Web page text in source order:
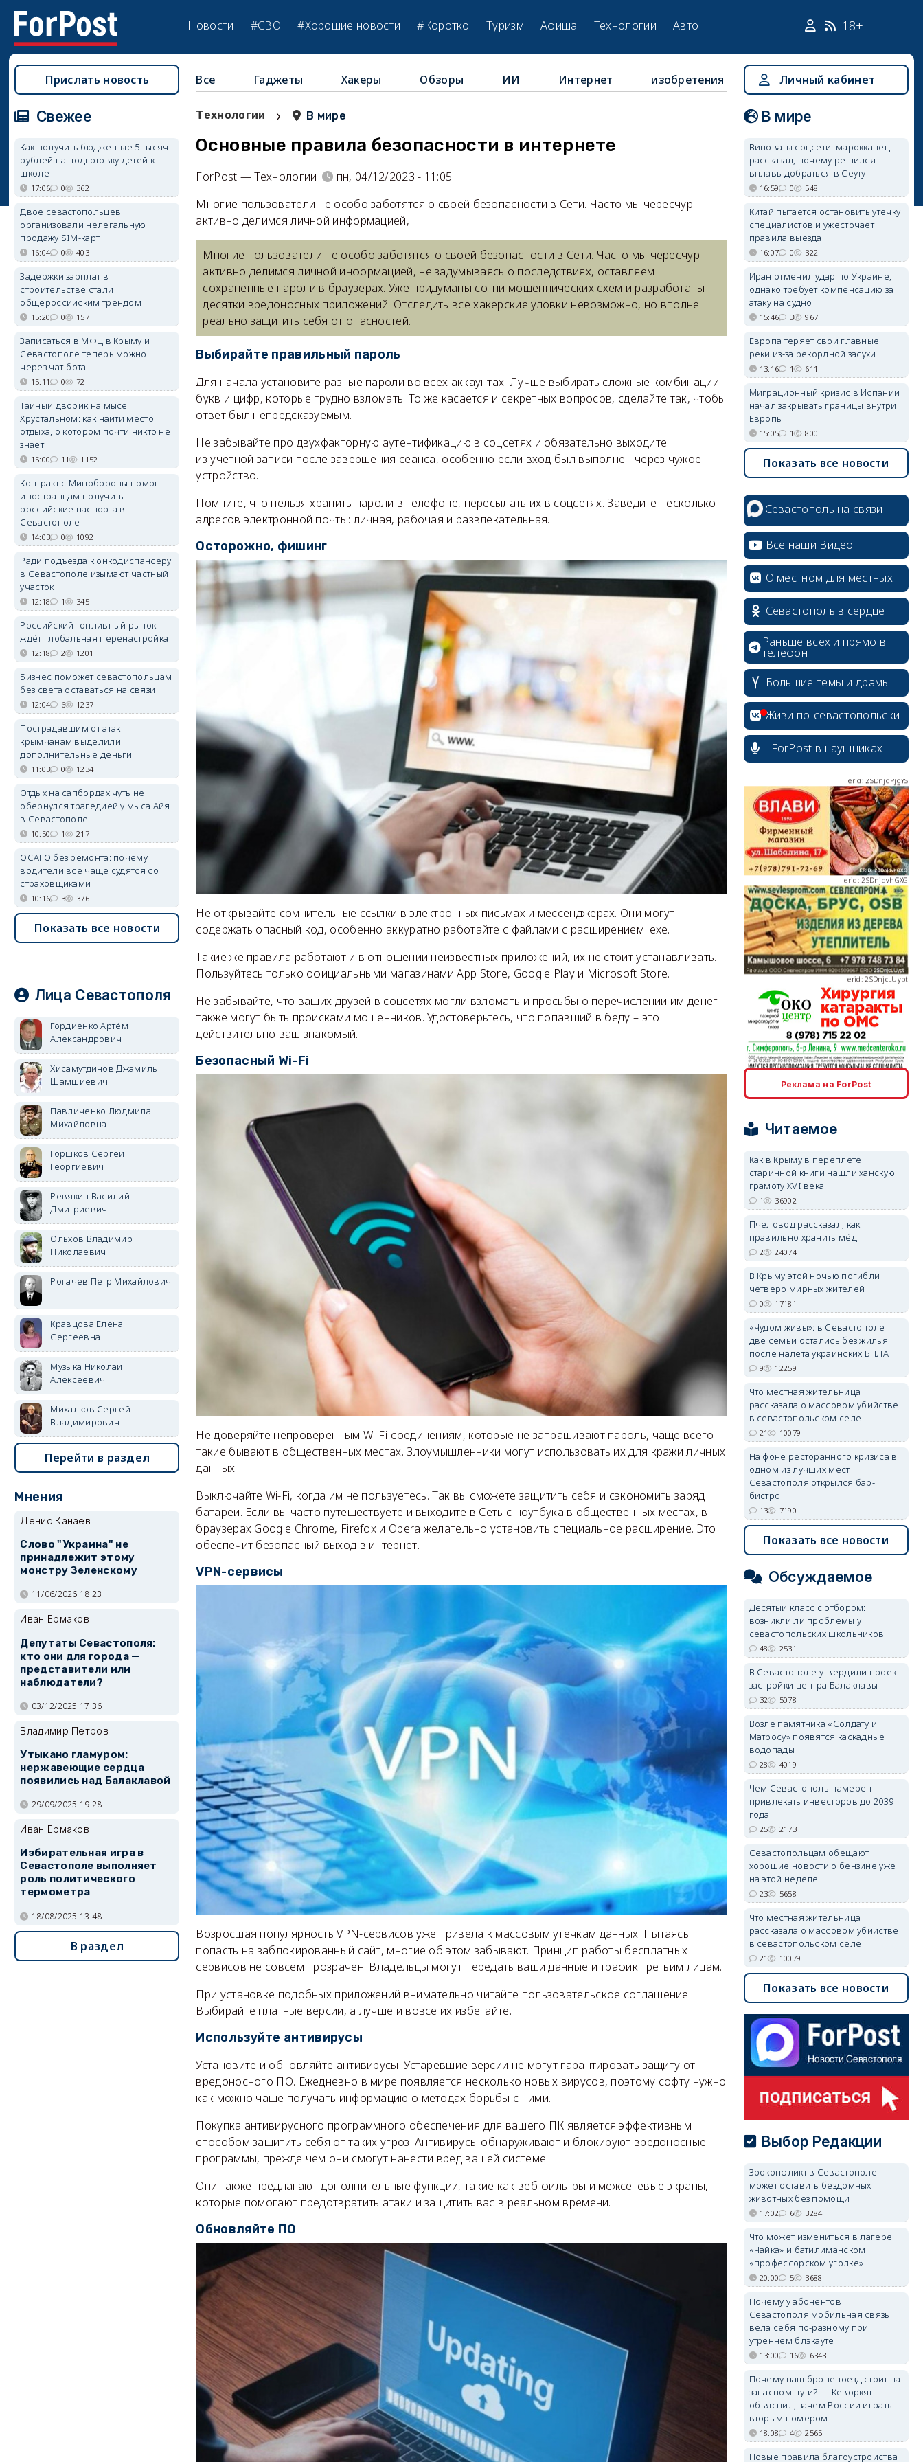
Новости #СВО #Хорошие новости #Коротко Туризм Афиша Технологии Авто 18+
Все Гаджеты Хакеры Обзоры ИИ Интернет изобретения
Технологии › В мире
Основные правила безопасности в интернете
ForPost — Технологии
пн, 04/12/2023 - 11:05
Многие пользователи не особо заботятся о своей безопасности в Сети. Часто мы чересчур
активно делимся личной информацией,
Многие пользователи не особо заботятся о своей безопасности в Сети. Часто мы чересчур
активно делимся личной информацией, не задумываясь о последствиях, оставляем
сохраненные пароли в браузерах. Уже придуманы сотни мошеннических схем и разработаны
десятки вредоносных приложений. Отследить все хакерские уловки невозможно, но вполне
реально защитить себя от опасностей.
Выбирайте правильный пароль
Для начала установите разные пароли во всех аккаунтах. Лучше выбирать сложные комбинации
букв и цифр, которые трудно взломать. То же касается и секретных вопросов, сделайте так, чтобы
ответ был непредсказуемым.
Не забывайте про двухфакторную аутентификацию в соцсетях и обязательно выходите
из учетной записи после завершения сеанса, особенно если вход был выполнен через чужое
устройство.
Помните, что нельзя хранить пароли в телефоне, пересылать их в соцсетях. Заведите несколько
адресов электронной почты: личная, рабочая и развлекательная.
Осторожно, фишинг
Не открывайте сомнительные ссылки в электронных письмах и мессенджерах. Они могут
содержать опасный код, особенно аккуратно работайте с файлами с расширением .exe.
Такие же правила работают и в отношении неизвестных приложений, их не стоит устанавливать.
Пользуйтесь только официальными магазинами App Store, Google Play и Microsoft Store.
Не забывайте, что ваших друзей в соцсетях могли взломать и просьбы о перечислении им денег
также могут быть происками мошенников. Удостоверьтесь, что попавший в беду – это
действительно ваш знакомый.
Безопасный Wi-Fi
Не доверяйте непроверенным Wi-Fi-соединениям, которые не запрашивают пароль, чаще всего
такие бывают в общественных местах. Злоумышленники могут использовать их для кражи личных
данных.
Выключайте Wi-Fi, когда им не пользуетесь. Так вы сможете защитить себя и сэкономить заряд
батареи. Если вы часто путешествуете и выходите в Сеть с ноутбука в общественных местах, в
браузерах Google Chrome, Firefox и Opera желательно установить специальное расширение. Это
обеспечит безопасный выход в интернет.
VPN-сервисы
Возросшая популярность VPN-сервисов уже привела к массовым утечкам данных. Пытаясь
попасть на заблокированный сайт, многие об этом забывают. Принцип работы бесплатных
сервисов не совсем прозрачен. Владельцы могут передать ваши данные и трафик третьим лицам.
При установке подобных приложений внимательно читайте пользовательское соглашение.
Выбирайте платные версии, а лучше и вовсе их избегайте.
Используйте антивирусы
Установите и обновляйте антивирусы. Устаревшие версии не могут гарантировать защиту от
вредоносного ПО. Ежедневно в мире появляется несколько новых вирусов, поэтому софту нужно
как можно чаще получать информацию о методах борьбы с ними.
Покупка антивирусного программного обеспечения для вашего ПК является эффективным
способом защитить себя от таких угроз. Антивирусы обнаруживают и блокируют вредоносные
программы, прежде чем они смогут нанести вред вашей системе.
Они также предлагают дополнительные функции, такие как веб-фильтры и межсетевые экраны,
которые помогают предотвратить атаки и защитить вас в реальном времени.
Обновляйте ПО
Прислать новость
Свежее
Как получить бюджетные 5 тысяч
рублей на подготовку детей к
школе
17:06 0 362
Двое севастопольцев
организовали нелегальную
продажу SIM-карт
16:04 0 403
Задержки зарплат в
строительстве стали
общероссийским трендом
15:20 0 157
Записаться в МФЦ в Крыму и
Севастополе теперь можно
через чат-бота
15:11 0 72
Тайный дворик на мысе
Хрустальном: как найти место
отдыха, о котором почти никто не
знает
15:00 11 1152
Контракт с Минобороны помог
иностранцам получить
российские паспорта в
Севастополе
14:03 0 1092
Ради подъезда к онкодиспансеру
в Севастополе изымают частный
участок
12:18 1 345
Российский топливный рынок
ждёт глобальная перенастройка
12:18 2 1201
Бизнес поможет севастопольцам
без света оставаться на связи
12:04 6 1237
Пострадавшим от атак
крымчанам выделили
дополнительные деньги
11:03 0 1234
Отдых на сапбордах чуть не
обернулся трагедией у мыса Айя
в Севастополе
10:50 1 217
ОСАГО без ремонта: почему
водители всё чаще судятся со
страховщиками
10:16 3 376
Показать все новости
Лица Севастополя
Гордиенко Артём
Александрович
Хисамутдинов Джамиль
Шамшиевич
Павличенко Людмила
Михайловна
Горшков Сергей
Георгиевич
Ревякин Василий
Дмитриевич
Ольхов Владимир
Николаевич
Рогачев Петр Михайлович
Кравцова Елена
Сергеевна
Музыка Николай
Алексеевич
Михалков Сергей
Владимирович
Перейти в раздел
Мнения
Денис Канаев
Слово "Украина" не
принадлежит этому
монстру Зеленскому
11/06/2026 18:23
Иван Ермаков
Депутаты Севастополя:
кто они для города —
представители или
наблюдатели?
03/12/2025 17:36
Владимир Петров
Утыкано гламуром:
нержавеющие сердца
появились над Балаклавой
29/09/2025 19:28
Иван Ермаков
Избирательная игра в
Севастополе выполняет
роль политического
термометра
18/08/2025 13:48
В раздел
Личный кабинет
В мире
Виноваты соцсети: марокканец
рассказал, почему решился
вплавь добраться в Сеуту
16:59 0 548
Китай пытается остановить утечку
специалистов и ужесточает
правила выезда
16:07 0 322
Иран отменил удар по Украине,
однако требует компенсацию за
атаку на судно
15:46 3 967
Европа теряет свои главные
реки из-за рекордной засухи
13:16 1 611
Миграционный кризис в Испании
начал закрывать границы внутри
Европы
15:05 1 800
Показать все новости
Севастополь на связи
Все наши Видео
О местном для местных
Севастополь в сердце
Раньше всех и прямо в
телефон
Большие темы и драмы
Живи по-севастопольски
ForPost в наушниках
erid: 2SDnjcrDNw6
erid: 2SDnjdvhGXG
erid: 2SDnjcLUypt
erid: 2SDnjcrDNw6
erid: 2SDnjdPjgYS
erid: 2SDnjdvhGXG
Реклама на ForPost
Читаемое
Как в Крыму в переплёте
старинной книги нашли ханскую
грамоту XVI века
1 36902
Пчеловод рассказал, как
правильно хранить мёд
2 24074
В Крыму этой ночью погибли
четверо мирных жителей
0 17181
«Чудом живы»: в Севастополе
две семьи остались без жилья
после налёта украинских БПЛА
9 12259
Что местная жительница
рассказала о массовом убийстве
в севастопольском селе
21 10079
На фоне ресторанного кризиса в
одном из лучших мест
Севастополя открылся бар-
бистро
13 7190
Показать все новости
Обсуждаемое
Десятый класс с отбором:
возникли ли проблемы у
севастопольских школьников
48 2531
В Севастополе утвердили проект
застройки центра Балаклавы
32 5078
Возле памятника «Солдату и
Матросу» появятся каскадные
водопады
28 4019
Чем Севастополь намерен
привлекать инвесторов до 2039
года
25 2173
Севастопольцам обещают
хорошие новости о бензине уже
на этой неделе
23 5658
Что местная жительница
рассказала о массовом убийстве
в севастопольском селе
21 10079
Показать все новости
Выбор Редакции
Зооконфликт в Севастополе
может оставить бездомных
животных без помощи
17:02 6 3284
Что может измениться в лагере
«Чайка» и батилиманском
«профессорском уголке»
20:00 5 3688
Почему у абонентов
Севастополя мобильная связь
вела себя по-разному при
утреннем блэкауте
13:00 16 6343
Почему наш бронепоезд стоит на
запасном пути? — Кеворкян
объяснил, зачем России играть
вторым номером
18:08 4 2565
Новые правила благоустройства